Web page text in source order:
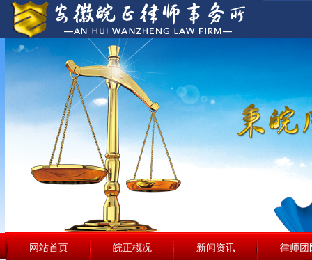
网站首页 皖正概况 新闻资讯 律师团